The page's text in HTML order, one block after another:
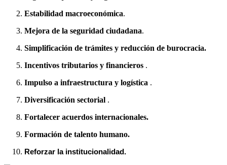
Estabilidad macroeconómica.
Mejora de la seguridad ciudadana.
Simplificación de trámites y reducción de burocracia.
Incentivos tributarios y financieros .
Impulso a infraestructura y logística .
Diversificación sectorial .
Fortalecer acuerdos internacionales.
Formación de talento humano.
Reforzar la institucionalidad.